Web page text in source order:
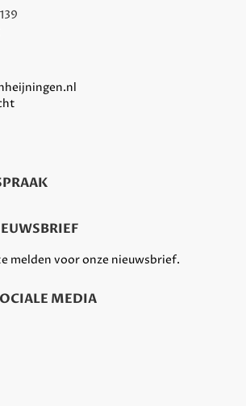
melden voor onze nieuwsbrief.
MEDIA